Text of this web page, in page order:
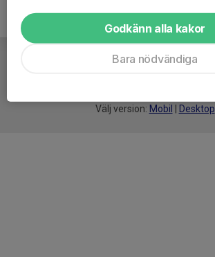
Välj version: Mobil Desktop
Godkänn alla kakor
Bara nödvändiga